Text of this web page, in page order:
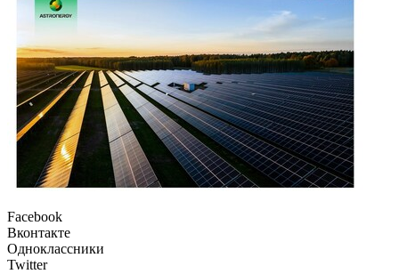
Facebook
Вконтакте
Одноклассники
Twitter